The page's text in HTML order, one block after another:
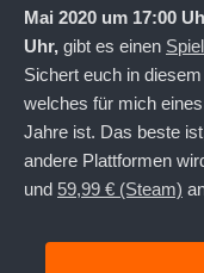
Mai 2020 um 17:00
Uhr, gibt es einen
Sichert euch in
welches für mich
Jahre ist. Das beste
andere Plattformen
und 59,99 € (Steam)